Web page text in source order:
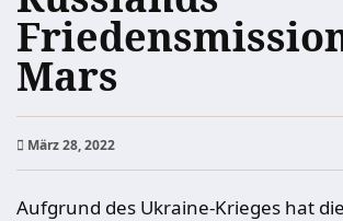
Mars
März 28, 2022
Aufgrund des Ukraine-Krieges hat die